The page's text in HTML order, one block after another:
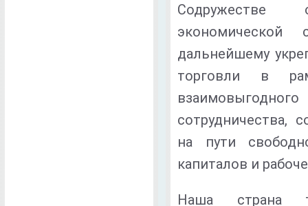
Содружестве
дальнейшему
торговли в
сотрудничества,
на пути
капиталов и
Наша страна